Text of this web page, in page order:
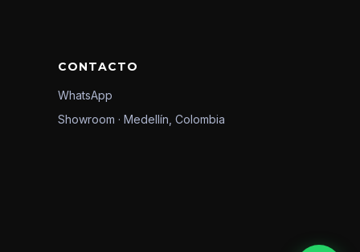
CONTACTO
WhatsApp
Showroom · Medellín, Colombia